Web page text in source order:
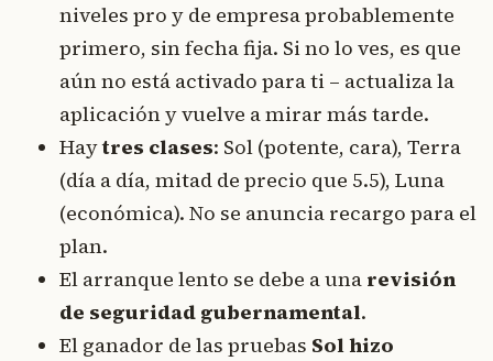
niveles pro y de empresa probablemente
primero, sin fecha fija. Si no lo ves, es que
aún no está activado para ti – actualiza la
aplicación y vuelve a mirar más tarde.
Haytres clases: Sol (potente, cara), Terra
(día a día, mitad de precio que 5.5), Luna
(económica). No se anuncia recargo para el
plan.
El arranque lento se debe a una revisión
de seguridad gubernamental.
El ganador de las pruebas Sol hizo